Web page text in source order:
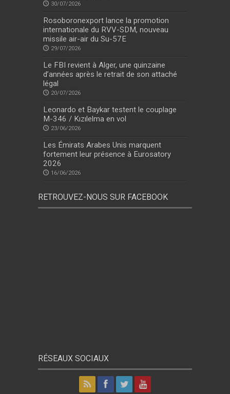
30/07/2026
Rosoboronexport lance la promotion
internationale du RVV-SDM, nouveau
missile air-air du Su-57E
29/07/2026
Le FBI revient à Alger, une quinzaine
d’années après le retrait de son attaché
légal
20/07/2026
Leonardo et Baykar testent le couplage
M-346 / Kızılelma en vol
23/06/2026
Les Émirats Arabes Unis marquent
fortement leur présence à Eurosatory
2026
16/06/2026
RETROUVEZ-NOUS SUR FACEBOOK
RÉSEAUX SOCIAUX